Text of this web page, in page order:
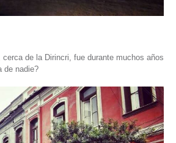
de la Dirincri, fue durante muchos años
de nadie?